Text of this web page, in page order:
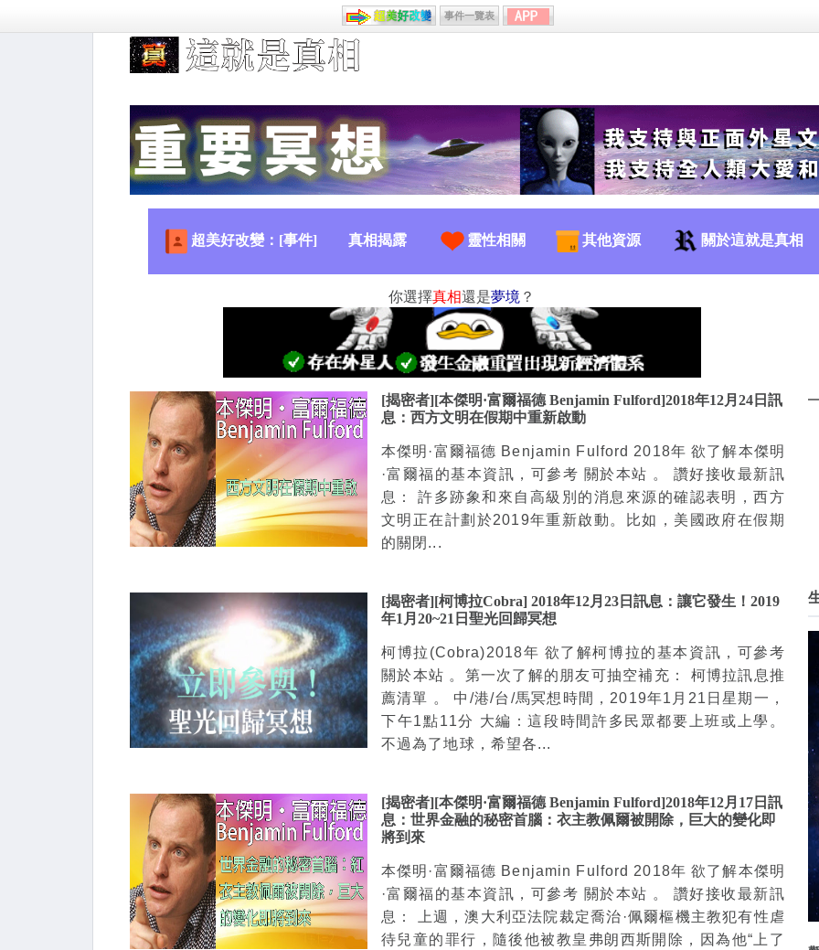
事件一覽表
超美好改變：[事件] 真相揭露 靈性相關 其他資源 關於這就是真相
你選擇真相還是夢境 ？
[揭密者][本傑明·富爾福德 Benjamin Fulford]2018年12月24日訊
息：西方文明在假期中重新啟動
本傑明·富爾福德 Benjamin Fulford 2018年 欲了解本傑明
·富爾福的基本資訊，可參考 關於本站 。 讚好接收最新訊
息： 許多跡象和來自高級別的消息來源的確認表明，西方
文明正在計劃於2019年重新啟動。比如，美國政府在假期
的關閉...
[揭密者][柯博拉Cobra] 2018年12月23日訊息：讓它發生！2019
年1月20~21日聖光回歸冥想
柯博拉(Cobra)2018年 欲了解柯博拉的基本資訊，可參考
關於本站 。第一次了解的朋友可抽空補充： 柯博拉訊息推
薦清單 。 中/港/台/馬冥想時間，2019年1月21日星期一，
下午1點11分 大編：這段時間許多民眾都要上班或上學。
不過為了地球，希望各...
[揭密者][本傑明·富爾福德 Benjamin Fulford]2018年12月17日訊
息：世界金融的秘密首腦：衣主教佩爾被開除，巨大的變化即
將到來
本傑明·富爾福德 Benjamin Fulford 2018年 欲了解本傑明
·富爾福的基本資訊，可參考 關於本站 。 讚好接收最新訊
息： 上週，澳大利亞法院裁定喬治·佩爾樞機主教犯有性虐
待兒童的罪行，隨後他被教皇弗朗西斯開除，因為他“上了